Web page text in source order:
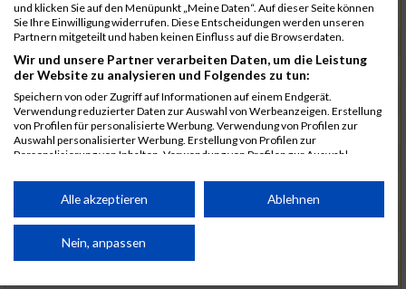
5888 Regneri
00:25:41
8971
Bien
00:25:42
1582
Funken
00:25:42
12220
Cosma
9678
Exner
00:25:43
11817
Schmaul-Klaibee
00:25:45
9610
Linß
00:25:47
Wehmeier
und klicken Sie auf den Menüpunkt „Meine Daten“. Auf dieser Seite können
Sie Ihre Einwilligung widerrufen. Diese Entscheidungen werden unseren
Partnern mitgeteilt und haben keinen Einfluss auf die Browserdaten.
Wir und unsere Partner verarbeiten Daten, um die Leistung
der Website zu analysieren und Folgendes zu tun:
Speichern von oder Zugriff auf Informationen auf einem Endgerät.
Verwendung reduzierter Daten zur Auswahl von Werbeanzeigen. Erstellung
von Profilen für personalisierte Werbung. Verwendung von Profilen zur
Auswahl personalisierter Werbung. Erstellung von Profilen zur
Personalisierung von Inhalten. Verwendung von Profilen zur Auswahl
Performance von Inhalten. Analyse von Zielgruppen durch Statistiken oder
Kombinationen von Daten aus verschiedenen Quellen. Entwicklung und
von Inhalten.
Daten können außerhalb der Europäischen Union weitergegeben und in die
Alle akzeptieren Ablehnen
Nein, anpassen